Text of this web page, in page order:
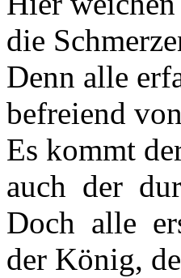
die
Denn alle
befreiend
Es kommt
auch der
Doch alle
der König,